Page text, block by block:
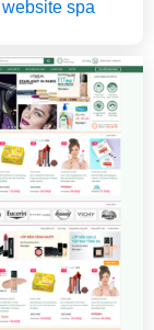
website spa